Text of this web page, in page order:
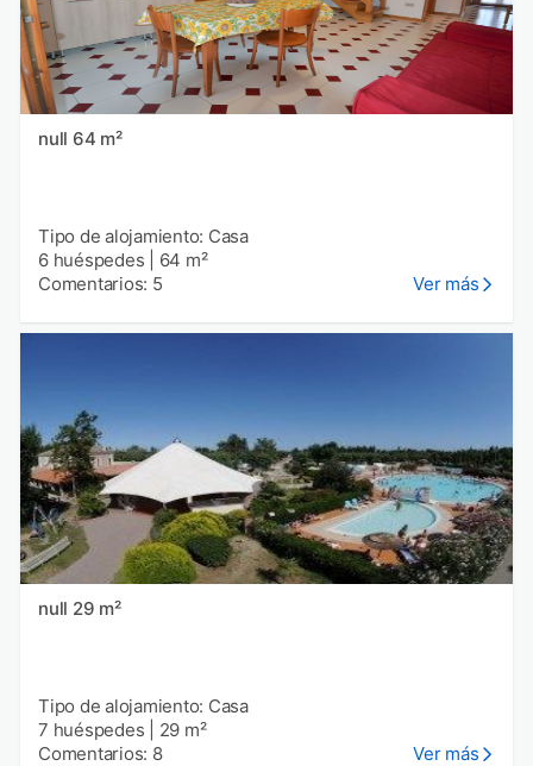
null 64 m²
Tipo de alojamiento: Casa
6 huéspedes
64 m²
Comentarios: 5
Ver más
null 29 m²
Tipo de alojamiento: Casa
7 huéspedes
29 m²
Comentarios: 8
Ver más